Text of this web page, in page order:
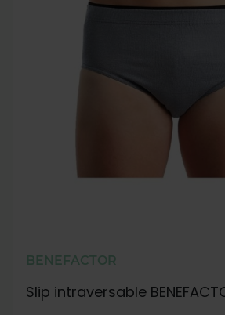
BENEFACTOR
Slip intraversable